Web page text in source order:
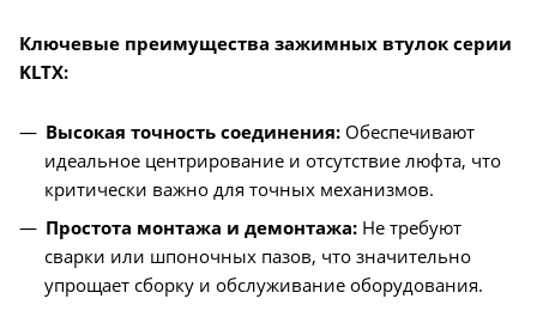
Ключевые преимущества зажимных втулок серии
KLTX:
Высокая точность соединения: Обеспечивают
идеальное центрирование и отсутствие люфта, что
критически важно для точных механизмов.
Простота монтажа и демонтажа: Не требуют
сварки или шпоночных пазов, что значительно
упрощает сборку и обслуживание оборудования.